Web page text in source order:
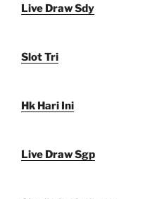
Live Draw Sdy
Slot Tri
Hk Hari Ini
Live Draw Sgp